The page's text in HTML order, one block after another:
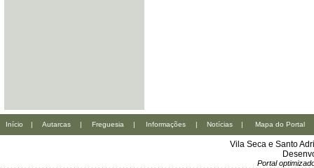
Início | Autarcas | Freguesia | Informações | Notícias | Mapa do Portal
Vila Seca e Santo
Portal